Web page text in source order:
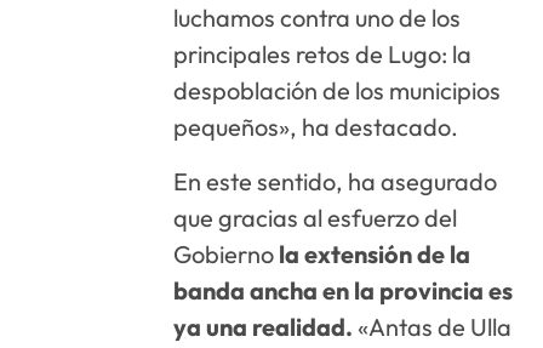
luchamos contra uno de los
principales retos de Lugo: la
despoblación de los municipios
pequeños», ha destacado.
En este sentido, ha asegurado
que gracias al esfuerzo del
Gobierno la extensión de la
banda ancha en la provincia es
ya una realidad. «Antas de Ulla